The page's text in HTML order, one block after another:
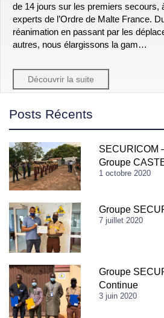
de 14 jours sur les premiers secours,
experts de l’Ordre de Malte France.
réanimation en passant par les
autres, nous élargissons la gam…
Découvrir la suite
Posts Récents
SECURICOM
Groupe
1 octobre 2020
Groupe
7 juillet 2020
Groupe
Continue
3 juin 2020